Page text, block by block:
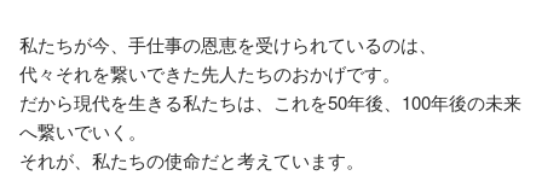
私たちが今、手仕事の恩恵を受けられているのは、
代々それを繋いできた先人たちのおかげです。
だから現代を生きる私たちは、これを50年後、100年後の未来
へ繋いでいく。
それが、私たちの使命だと考えています。